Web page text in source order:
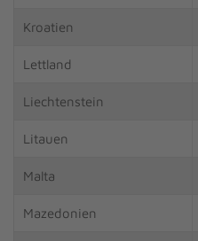
Kroatien
Lettland
Liechtenstein
Litauen
Malta
Mazedonien